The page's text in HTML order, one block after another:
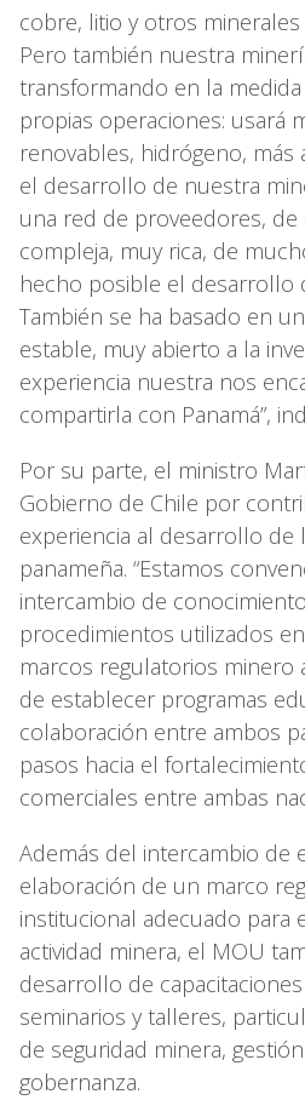
cobre, litio y otros minerales
Pero también nuestra
transformando en la
propias operaciones: usará
renovables, hidrógeno, más
el desarrollo de nuestra
una red de proveedores,
compleja, muy rica, de
hecho posible el desarrollo
También se ha basado en
estable, muy abierto a la
experiencia nuestra nos
compartirla con Panamá”,
Por su parte, el ministro
Gobierno de Chile por
experiencia al desarrollo de
panameña. “Estamos
intercambio de
procedimientos utilizados
marcos regulatorios minero
de establecer programas
colaboración entre ambos
pasos hacia el
comerciales entre ambas
Además del intercambio de
elaboración de un marco
institucional adecuado para
actividad minera, el MOU
desarrollo de
seminarios y talleres,
de seguridad minera,
gobernanza.